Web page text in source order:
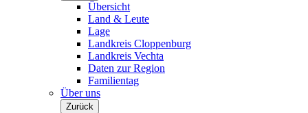
Übersicht
Land & Leute
Lage
Landkreis Cloppenburg
Landkreis Vechta
Daten zur Region
Familientag
Über uns
Zurück